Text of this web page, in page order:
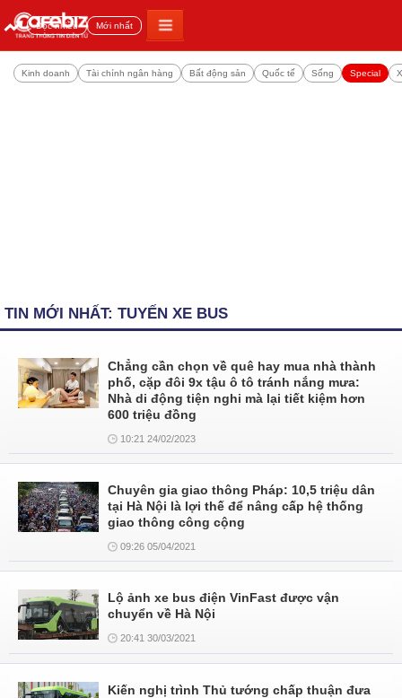
Đọc nhiều Mới nhất
Kinh doanh Tài chính ngân hàng Bất động sản Quốc tế Sống Special
TIN MỚI NHẤT: TUYẾN XE BUS
Chẳng cần chọn về quê hay mua nhà thành
phố, cặp đôi 9x tậu ô tô tránh nắng mưa:
Nhà di động tiện nghi mà lại tiết kiệm hơn
600 triệu đồng
10:21 24/02/2023
Chuyên gia giao thông Pháp: 10,5 triệu dân
tại Hà Nội là lợi thế để nâng cấp hệ thống
giao thông công cộng
09:26 05/04/2021
Lộ ảnh xe bus điện VinFast được vận
chuyển về Hà Nội
20:41 30/03/2021
Kiến nghị trình Thủ tướng chấp thuận đưa